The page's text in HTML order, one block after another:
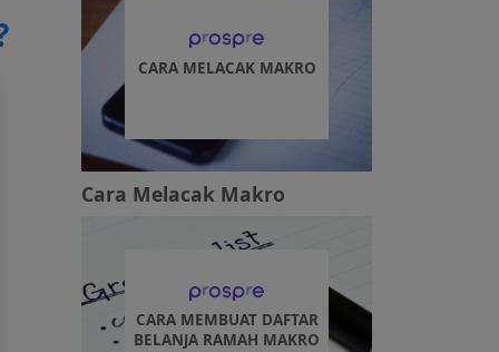
CARA MELACAK MAKRO
Cara Melacak Makro
CARA MEMBUAT DAFTAR
BELANJA RAMAH MAKRO